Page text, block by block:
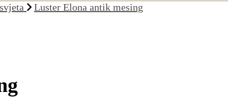
Luster Elona antik mesing